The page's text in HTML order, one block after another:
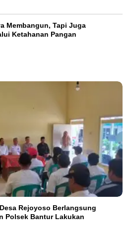
Membangun, Tapi Juga
Ketahanan Pangan
Rejoyoso Berlangsung
Polsek Bantur Lakukan